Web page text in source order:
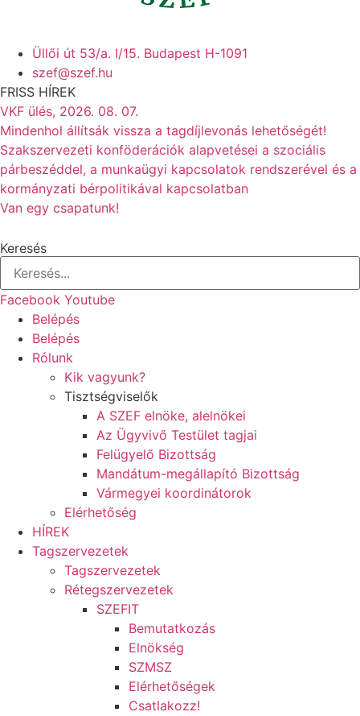
Üllői út 53/a. I/15. Budapest H-1091
szef@szef.hu
FRISS HÍREK
VKF ülés, 2026. 08. 07.
Mindenhol állítsák vissza a tagdíjlevonás lehetőségét!
Szakszervezeti konföderációk alapvetései a szociális
párbeszéddel, a munkaügyi kapcsolatok rendszerével és a
kormányzati bérpolitikával kapcsolatban
Van egy csapatunk!
Keresés
Facebook Youtube
Belépés
Belépés
Rólunk
Kik vagyunk?
Tisztségviselők
A SZEF elnöke, alelnökei
Az Ügyvivő Testület tagjai
Felügyelő Bizottság
Mandátum-megállapító Bizottság
Vármegyei koordinátorok
Elérhetőség
HÍREK
Tagszervezetek
Tagszervezetek
Rétegszervezetek
SZEFIT
Bemutatkozás
Elnökség
SZMSZ
Elérhetőségek
Csatlakozz!